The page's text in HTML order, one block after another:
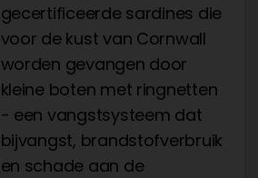
gecertificeerde sardines die
voor de kust van Cornwall
worden gevangen door
kleine boten met ringnetten
- een vangstsysteem dat
bijvangst, brandstofverbruik
en schade aan de